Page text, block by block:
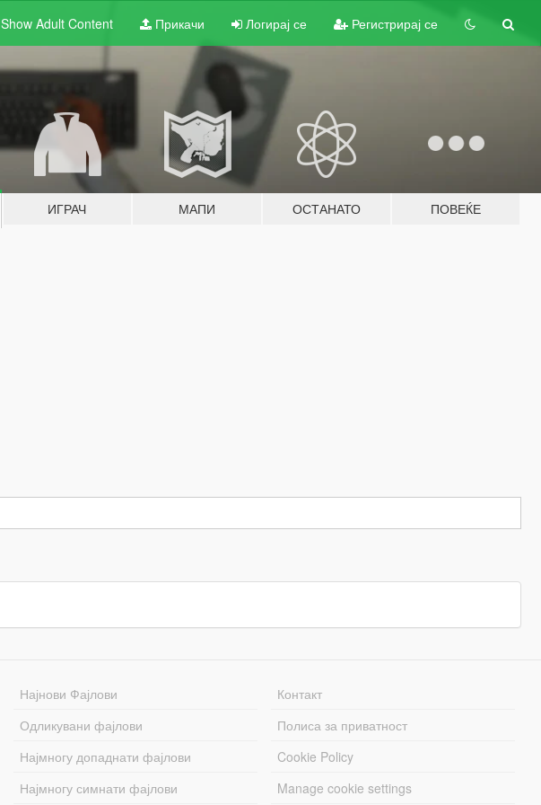
Show Adult Content Прикачи Логирај се Регистрирај се
ИГРАЧ МАПИ ОСТАНАТО ПОВЕЌЕ
Најнови Фајлови
Одликувани фајлови
Најмногу допаднати фајлови
Најмногу симнати фајлови
Контакт
Полиса за приватност
Cookie Policy
Manage cookie settings